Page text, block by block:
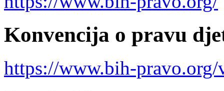
Konvencija o pravu
https://www.bih-